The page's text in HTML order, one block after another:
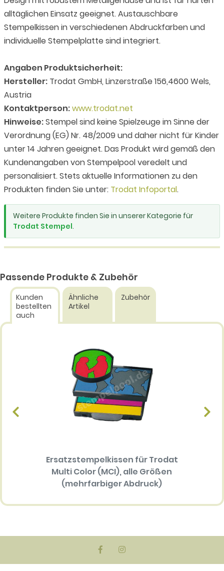
alltäglichen Einsatz geeignet. Austauschbare
Stempelkissen in verschiedenen Abdruckfarben und
individuelle Stempelplatte sind integriert.
Angaben Produktsicherheit:
Hersteller: Trodat GmbH, Linzerstraße 156,4600 Wels,
Austria
Kontaktperson:www.trodat.net
Hinweise:Stempel sind keine Spielzeuge im Sinne der
Verordnung (EG) Nr. 48/2009 und daher nicht für Kinder
unter 14 Jahren geeignet. Das Produkt wird gemäß den
Kundenangaben von Stempelpool veredelt und
personalisiert. Stets aktuelle Informationen zu den
Produkten finden Sie unter: Trodat Infoportal.
Weitere Produkte finden Sie in unserer Kategorie für
Trodat Stempel.
Passende Produkte & Zubehör
Kunden
bestellten
auch
Ähnliche
Artikel
Zubehör
Ersatzstempelkissen für Trodat
Multi Color (MCI), alle Größen
(mehrfarbiger Abdruck)